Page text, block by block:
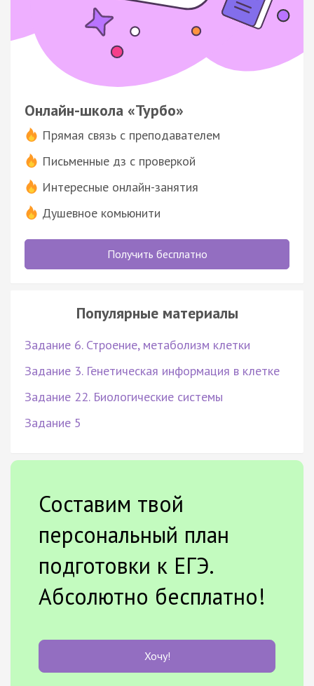
Онлайн-школа «Турбо»
Прямая связь с преподавателем
Письменные дз с проверкой
Интересные онлайн-занятия
Душевное комьюнити
Получить бесплатно
Популярные материалы
Задание 6. Строение, метаболизм клетки
Задание 3. Генетическая информация в клетке
Задание 22. Биологические системы
Задание 5
Составим твой
персональный план
подготовки к ЕГЭ.
Абсолютно бесплатно!
Хочу!